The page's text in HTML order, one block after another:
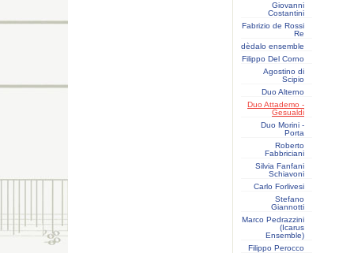
Giovanni
Costantini
Fabrizio de Rossi
Re
dèdalo ensemble
Filippo Del Corno
Agostino di
Scipio
Duo Alterno
Duo Attademo -
Gesualdi
Duo Morini -
Porta
Roberto
Fabbriciani
Silvia Fanfani
Schiavoni
Carlo Forlivesi
Stefano
Giannotti
Marco Pedrazzini
(Icarus
Ensemble)
Filippo Perocco